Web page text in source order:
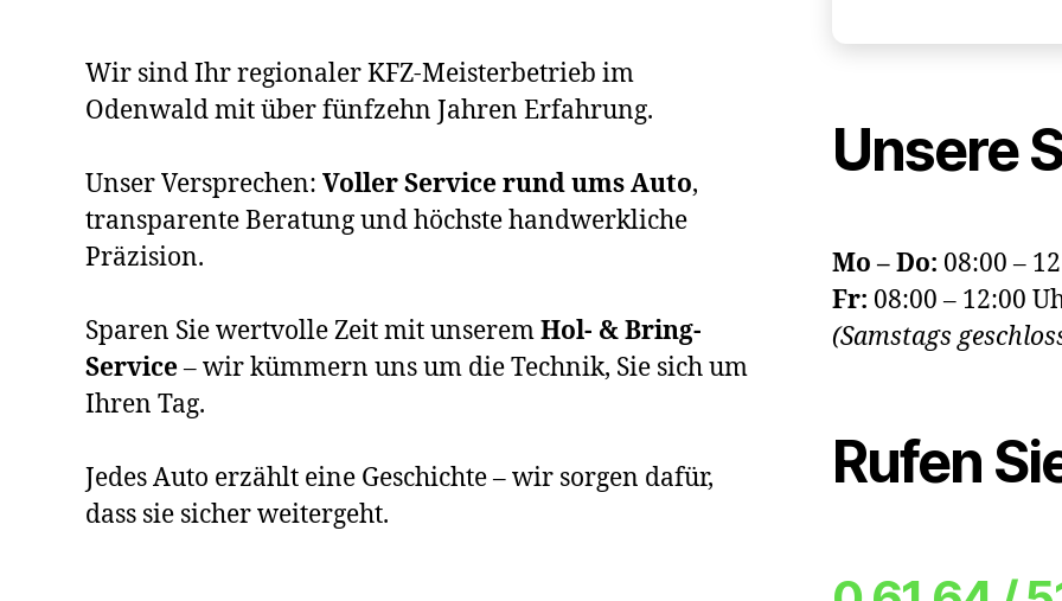
Wir sind Ihr regionaler KFZ-Meisterbetrieb im
Odenwald mit über fünfzehn Jahren Erfahrung.
Unser Versprechen: Voller Service rund ums Auto,
transparente Beratung und höchste handwerkliche
Präzision.
Sparen Sie wertvolle Zeit mit unseremHol- & Bring-
Service– wir kümmern uns um die Technik, Sie sich um
Ihren Tag.
Jedes Auto erzählt eine Geschichte – wir sorgen dafür,
dass sie sicher weitergeht.
Unsere
Mo – Do: 08:00 –
Fr: 08:00 – 12:00
(Samstags
Rufen